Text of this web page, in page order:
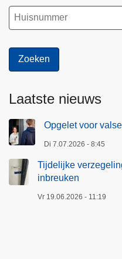
Laatste nieuws
Opgelet voor
Di 7.07.2026 - 8:45
Tijdelijke
inbreuken
Vr 19.06.2026 - 11:19